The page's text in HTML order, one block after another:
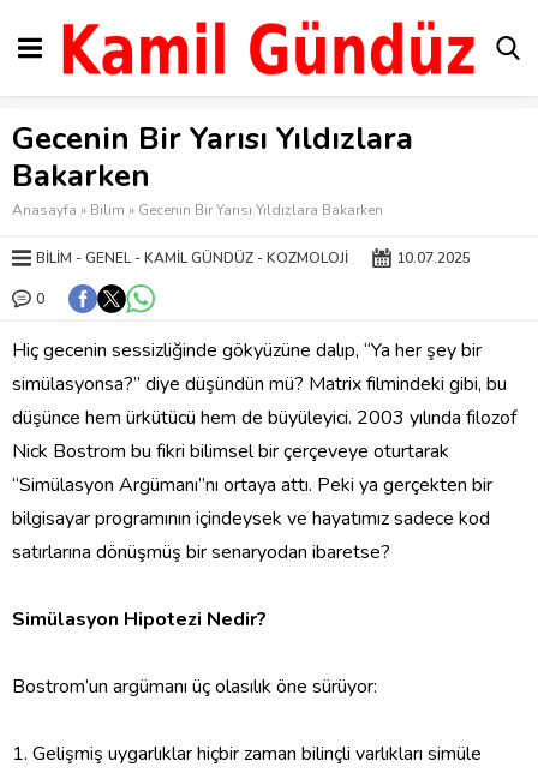
Gecenin Bir Yarısı Yıldızlara
Bakarken
Anasayfa » Bilim » Gecenin Bir Yarısı Yıldızlara Bakarken
BILIM GENEL KAMIL GÜNDÜZ KOZMOLOJI 10.07.2025
0
‎Hiç gecenin sessizliğinde gökyüzüne dalıp, “Ya her şey bir
simülasyonsa?” diye düşündün mü? Matrix filmindeki gibi, bu
düşünce hem ürkütücü hem de büyüleyici. 2003 yılında filozof
Nick Bostrom bu fikri bilimsel bir çerçeveye oturtarak
“Simülasyon Argümanı”nı ortaya attı. Peki ya gerçekten bir
bilgisayar programının içindeysek ve hayatımız sadece kod
satırlarına dönüşmüş bir senaryodan ibaretse?
Simülasyon Hipotezi Nedir?
‎Bostrom’un argümanı üç olasılık öne sürüyor:
‎1. Gelişmiş uygarlıklar hiçbir zaman bilinçli varlıkları simüle